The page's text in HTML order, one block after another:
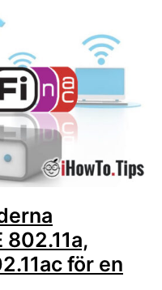
802.11a,
för en